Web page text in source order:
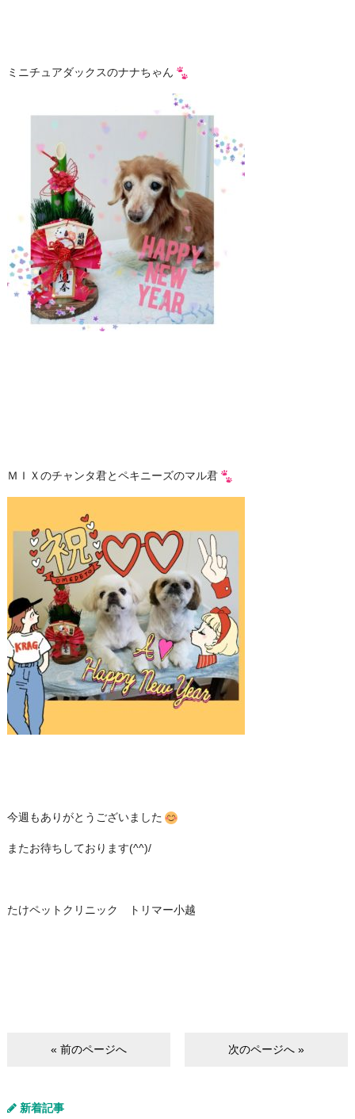
ミニチュアダックスのナナちゃん
ＭＩＸのチャンタ君とペキニーズのマル君
今週もありがとうございました
またお待ちしております(^^)/
たけペットクリニック トリマー小越
« 前のページへ 次のページへ »
新着記事